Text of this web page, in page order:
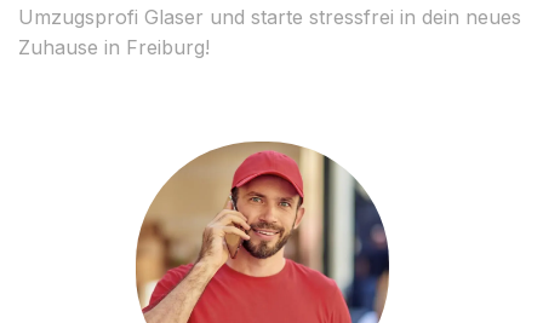
Umzugsprofi Glaser und starte stressfrei in dein neues
Zuhause in Freiburg!